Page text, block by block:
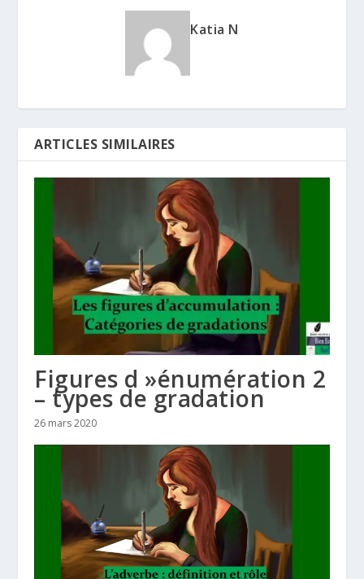
Katia N
ARTICLES SIMILAIRES
Figures d »énumération 2
– types de gradation
26 mars 2020